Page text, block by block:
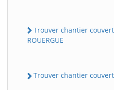
Trouver chantier
ROUERGUE
Trouver chantier